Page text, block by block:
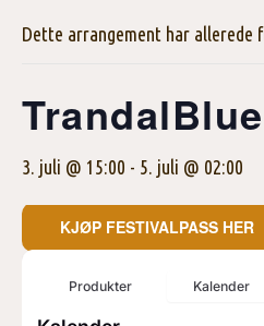
Dette arrangement har allerede
3. juli @ 15:00 - 5. juli @ 02:00
KJØP FESTIVALPASS HER